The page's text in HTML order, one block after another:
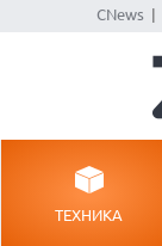
CNews|
ТЕХНИКА